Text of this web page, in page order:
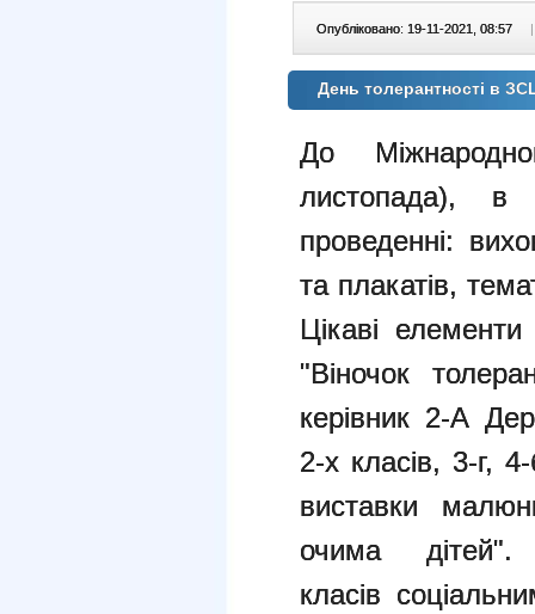
Опубліковано: 19-11-2021, 08:57 |
День толерантності в
До
листопада),
проведенні:
та плакатів,
Цікаві
"Віночок
керівник 2-А
2-х класів, 3-г,
виставки
очима
класів